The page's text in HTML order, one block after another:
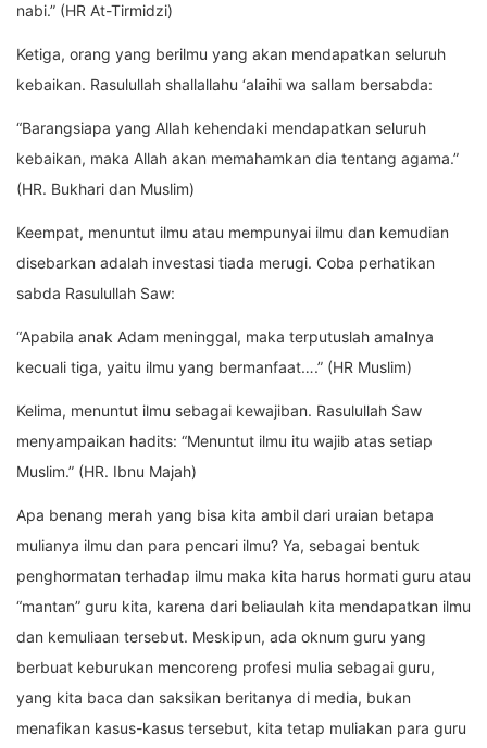
nabi.” (HR At-Tirmidzi)
Ketiga, orang yang berilmu yang akan mendapatkan seluruh
kebaikan. Rasulullah shallallahu ‘alaihi wa sallam bersabda:
“Barangsiapa yang Allah kehendaki mendapatkan seluruh
kebaikan, maka Allah akan memahamkan dia tentang agama.”
(HR. Bukhari dan Muslim)
Keempat, menuntut ilmu atau mempunyai ilmu dan kemudian
disebarkan adalah investasi tiada merugi. Coba perhatikan
sabda Rasulullah Saw:
“Apabila anak Adam meninggal, maka terputuslah amalnya
kecuali tiga, yaitu ilmu yang bermanfaat….” (HR Muslim)
Kelima, menuntut ilmu sebagai kewajiban. Rasulullah Saw
menyampaikan hadits: “Menuntut ilmu itu wajib atas setiap
Muslim.” (HR. Ibnu Majah)
Apa benang merah yang bisa kita ambil dari uraian betapa
mulianya ilmu dan para pencari ilmu? Ya, sebagai bentuk
penghormatan terhadap ilmu maka kita harus hormati guru atau
“mantan” guru kita, karena dari beliaulah kita mendapatkan ilmu
dan kemuliaan tersebut. Meskipun, ada oknum guru yang
berbuat keburukan mencoreng profesi mulia sebagai guru,
yang kita baca dan saksikan beritanya di media, bukan
menafikan kasus-kasus tersebut, kita tetap muliakan para guru